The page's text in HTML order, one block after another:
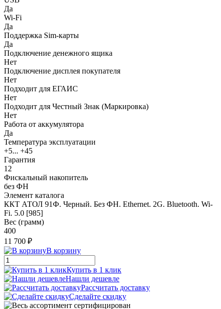
Да
Wi-Fi
Да
Поддержка Sim-карты
Да
Подключение денежного ящика
Нет
Подключение дисплея покупателя
Нет
Подходит для ЕГАИС
Нет
Подходит для Честный Знак (Маркировка)
Нет
Работа от аккумулятора
Да
Температура эксплуатации
+5... +45
Гарантия
12
Фискальный накопитель
без ФН
Элемент каталога
ККТ АТОЛ 91Ф. Черный. Без ФН. Ethernet. 2G. Bluetooth. Wi-
Fi. 5.0 [985]
Вес (грамм)
400
11 700 ₽
В корзину
Купить в 1 клик
Нашли дешевле
Рассчитать доставку
Сделайте скидку